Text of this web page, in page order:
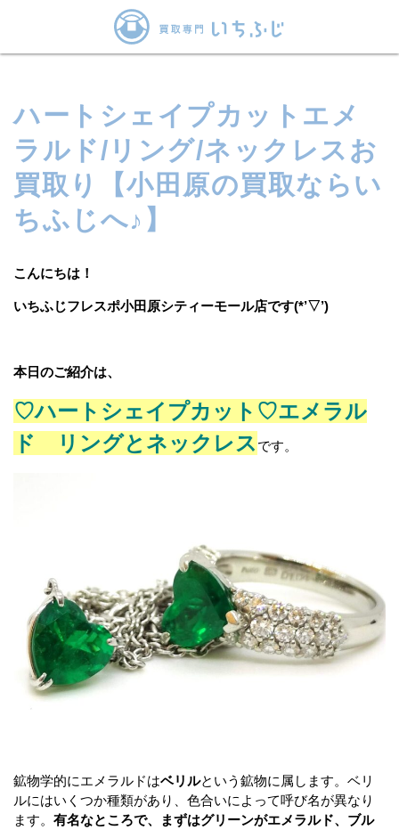
ハートシェイプカットエメ
ラルド/リング/ネックレスお
買取り【小田原の買取ならい
ちふじへ♪】
こんにちは！
いちふじフレスポ小田原シティーモール店です(*’▽’)
本日のご紹介は、
♡ハートシェイプカット♡エメラル
ド リングとネックレス です。
鉱物学的にエメラルドはベリルという鉱物に属します。ベリ
ルにはいくつか種類があり、色合いによって呼び名が異なり
ます。 有名なところで、まずはグリーンがエメラルド、ブル